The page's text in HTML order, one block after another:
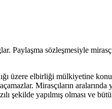
Paylaşma sözleşmesiyle
üzere elbirliği mülkiyetine
Mirasçıların
yapılmış olması ve